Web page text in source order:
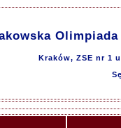
Kraków, ZSE nr 1